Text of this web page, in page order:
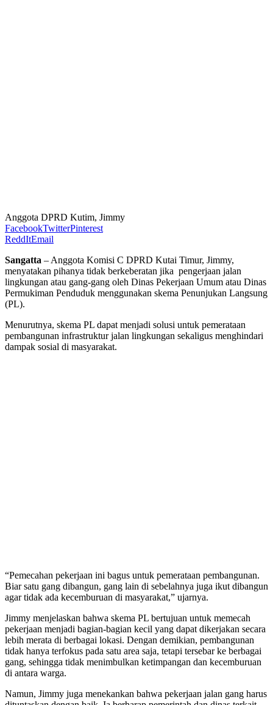
Anggota DPRD Kutim, Jimmy
FacebookTwitterPinterest
ReddItEmail
Sangatta – Anggota Komisi C DPRD Kutai Timur, Jimmy,
menyatakan pihanya tidak berkeberatan jika pengerjaan jalan
lingkungan atau gang-gang oleh Dinas Pekerjaan Umum atau Dinas
Permukiman Penduduk menggunakan skema Penunjukan Langsung
(PL).
Menurutnya, skema PL dapat menjadi solusi untuk pemerataan
pembangunan infrastruktur jalan lingkungan sekaligus menghindari
dampak sosial di masyarakat.
“Pemecahan pekerjaan ini bagus untuk pemerataan pembangunan.
Biar satu gang dibangun, gang lain di sebelahnya juga ikut dibangun
agar tidak ada kecemburuan di masyarakat,” ujarnya.
Jimmy menjelaskan bahwa skema PL bertujuan untuk memecah
pekerjaan menjadi bagian-bagian kecil yang dapat dikerjakan secara
lebih merata di berbagai lokasi. Dengan demikian, pembangunan
tidak hanya terfokus pada satu area saja, tetapi tersebar ke berbagai
gang, sehingga tidak menimbulkan ketimpangan dan kecemburuan
di antara warga.
Namun, Jimmy juga menekankan bahwa pekerjaan jalan gang harus